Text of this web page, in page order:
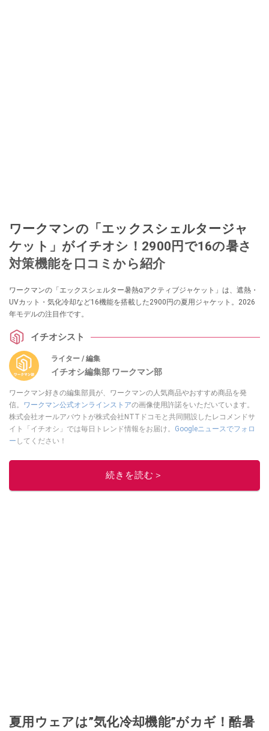
ワークマンの「エックスシェルタージャ
ケット」がイチオシ！2900円で16の暑さ
対策機能を口コミから紹介
ワークマンの「エックスシェルター暑熱αアクティブジャケット」は、遮熱・
UVカット・気化冷却など16機能を搭載した2900円の夏用ジャケット。2026
年モデルの注目作です。
イチオシスト
ライター / 編集
イチオシ編集部 ワークマン部
ワークマン好きの編集部員が、ワークマンの人気商品やおすすめ商品を発
信。 ワークマン公式オンラインストアの画像使用許諾をいただいています。
株式会社オールアバウトが株式会社NTTドコモと共同開設したレコメンドサ
イト「イチオシ」では毎日トレンド情報をお届け。 Googleニュースでフォロ
ー してください！
このイチオシストの他の記事を読む
続きを読む＞
夏用ウェアは”気化冷却機能”がカギ！酷暑